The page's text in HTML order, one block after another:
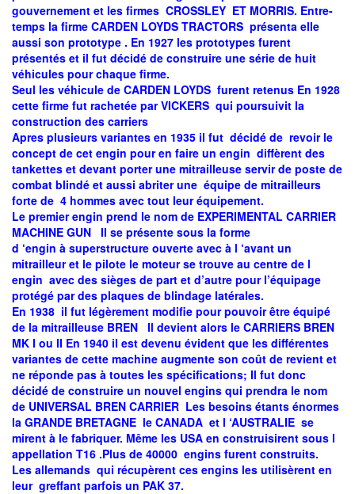
gouvernement et les firmes CROSSLEY ET MORRIS. Entre-
temps la firme CARDEN LOYDS TRACTORS présenta elle
aussi son prototype . En 1927 les prototypes furent
présentés et il fut décidé de construire une série de huit
véhicules pour chaque firme.
Seul les véhicule de CARDEN LOYDS furent retenus En 1928
cette firme fut rachetée par VICKERS qui poursuivit la
construction des carriers
Apres plusieurs variantes en 1935 il fut décidé de revoir le
concept de cet engin pour en faire un engin diffèrent des
tankettes et devant porter une mitrailleuse servir de poste de
combat blindé et aussi abriter une équipe de mitrailleurs
forte de 4 hommes avec tout leur équipement.
Le premier engin prend le nom de EXPERIMENTAL CARRIER
MACHINE GUN Il se présente sous la forme
d ‘engin à superstructure ouverte avec à l ‘avant un
mitrailleur et le pilote le moteur se trouve au centre de l
engin avec des sièges de part et d’autre pour l’équipage
protégé par des plaques de blindage latérales.
En 1938 il fut légèrement modifie pour pouvoir être équipé
de la mitrailleuse BREN Il devient alors le CARRIERS BREN
MK I ou II En 1940 il est devenu évident que les différentes
variantes de cette machine augmente son coût de revient et
ne réponde pas à toutes les spécifications; Il fut donc
décidé de construire un nouvel engins qui prendra le nom
de UNIVERSAL BREN CARRIER Les besoins étants énormes
la GRANDE BRETAGNE le CANADA et l ‘AUSTRALIE se
mirent à le fabriquer. Même les USA en construisirent sous l
appellation T16 .Plus de 40000 engins furent construits.
Les allemands qui récupèrent ces engins les utilisèrent en
leur greffant parfois un PAK 37.